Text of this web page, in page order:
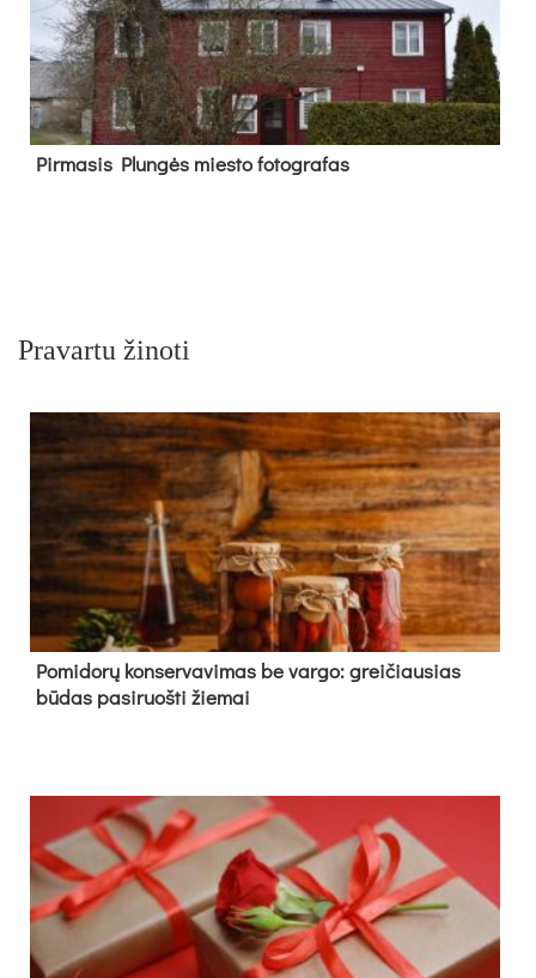
Pir­ma­sis Plun­gės mies­to fo­tog­ra­fas
Pravartu žinoti
Pomidorų konservavimas be vargo: greičiausias
būdas pasiruošti žiemai